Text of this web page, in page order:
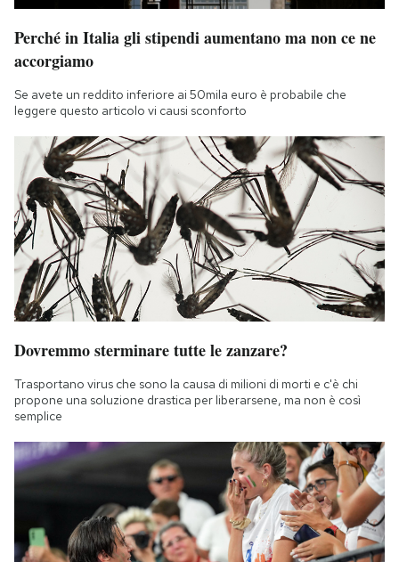
Perché in Italia gli stipendi aumentano ma non ce ne
accorgiamo
Se avete un reddito inferiore ai 50mila euro è probabile che
leggere questo articolo vi causi sconforto
Dovremmo sterminare tutte le zanzare?
Trasportano virus che sono la causa di milioni di morti e c'è chi
propone una soluzione drastica per liberarsene, ma non è così
semplice